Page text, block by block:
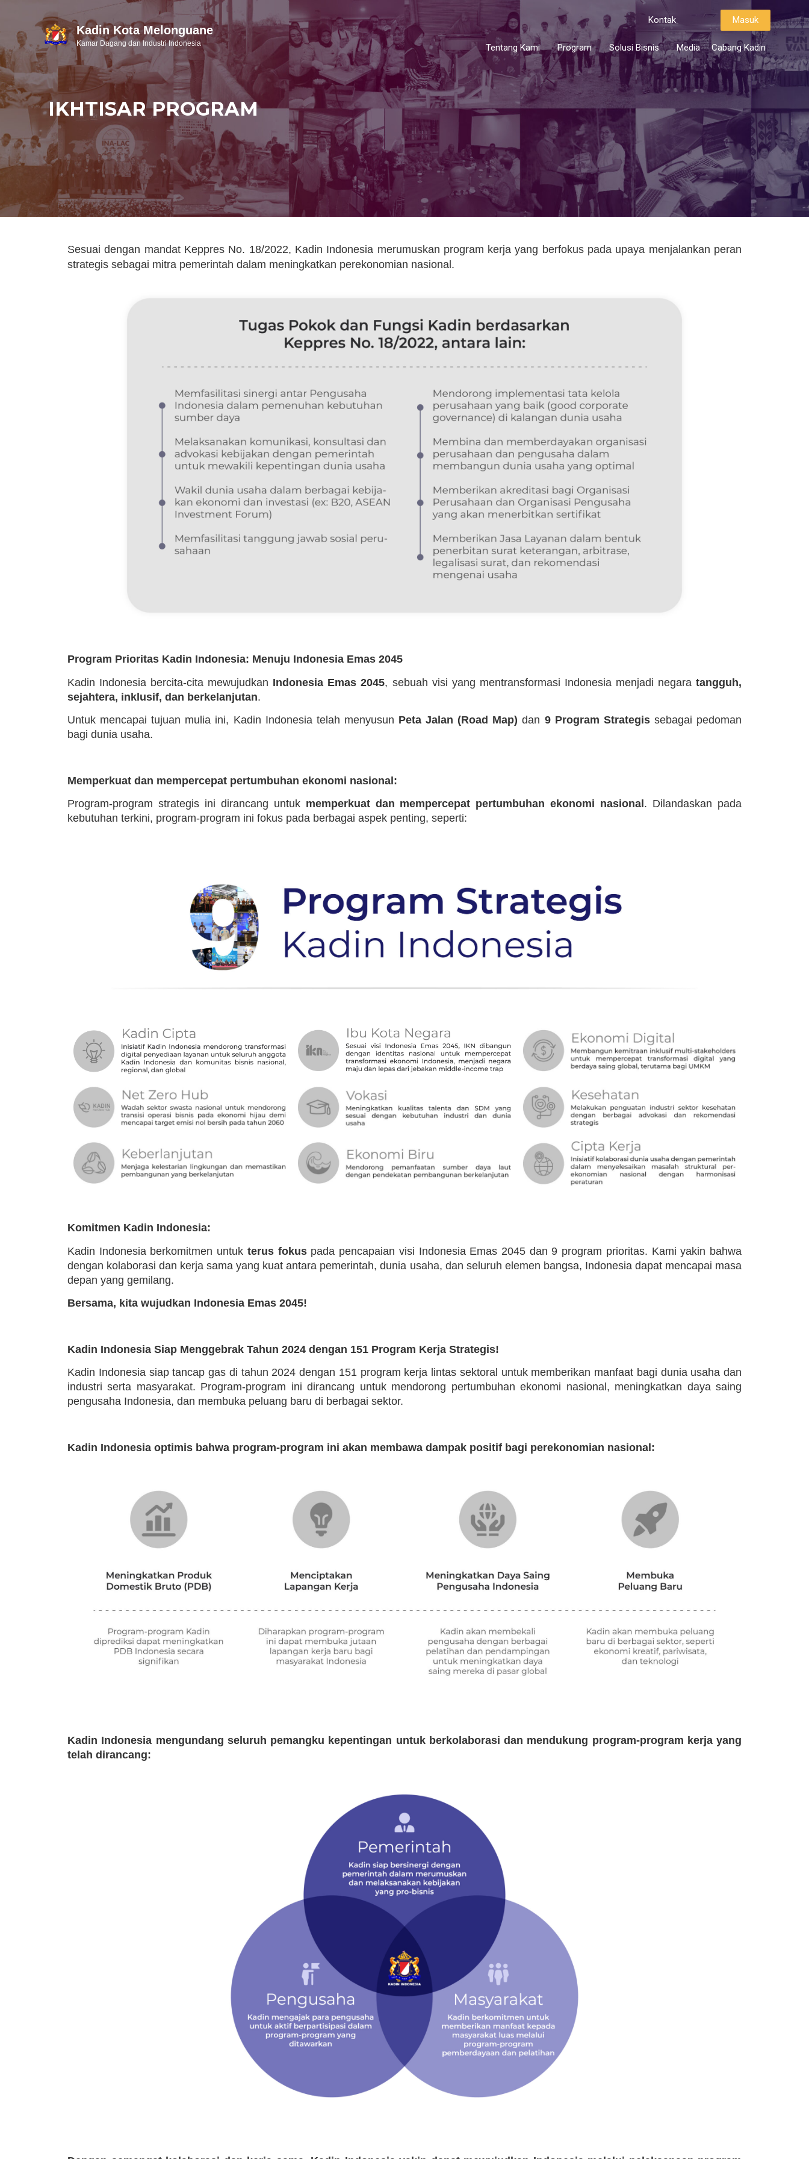
Kadin Kota Melonguane
Kamar Dagang dan Industri Indonesia
Kontak Masuk
Tentang Kami Program Solusi Bisnis Media Cabang Kadin
IKHTISAR PROGRAM
Sesuai dengan mandat Keppres No. 18/2022, Kadin Indonesia merumuskan program kerja yang berfokus pada upaya menjalankan peran
strategis sebagai mitra pemerintah dalam meningkatkan perekonomian nasional.
Program Prioritas Kadin Indonesia: Menuju Indonesia Emas 2045
Kadin Indonesia bercita-cita mewujudkan Indonesia Emas 2045, sebuah visi yang mentransformasi Indonesia menjadi negaratangguh,
sejahtera, inklusif, dan berkelanjutan.
Untuk mencapai tujuan mulia ini, Kadin Indonesia telah menyusun Peta Jalan (Road Map) dan 9 Program Strategissebagai pedoman
bagi dunia usaha.
Memperkuat dan mempercepat pertumbuhan ekonomi nasional:
Program-program strategis ini dirancang untuk memperkuat dan mempercepat pertumbuhan ekonomi nasional . Dilandaskan pada
kebutuhan terkini, program-program ini fokus pada berbagai aspek penting, seperti:
Komitmen Kadin Indonesia:
Kadin Indonesia berkomitmen untuk terus fokuspada pencapaian visi Indonesia Emas 2045 dan 9 program prioritas. Kami yakin bahwa
dengan kolaborasi dan kerja sama yang kuat antara pemerintah, dunia usaha, dan seluruh elemen bangsa, Indonesia dapat mencapai masa
depan yang gemilang.
Bersama, kita wujudkan Indonesia Emas 2045!
Kadin Indonesia Siap Menggebrak Tahun 2024 dengan 151 Program Kerja Strategis!
Kadin Indonesia siap tancap gas di tahun 2024 dengan 151 program kerja lintas sektoral untuk memberikan manfaat bagi dunia usaha dan
industri serta masyarakat. Program-program ini dirancang untuk mendorong pertumbuhan ekonomi nasional, meningkatkan daya saing
pengusaha Indonesia, dan membuka peluang baru di berbagai sektor.
Kadin Indonesia optimis bahwa program-program ini akan membawa dampak positif bagi perekonomian nasional:
Kadin Indonesia mengundang seluruh pemangku kepentingan untuk berkolaborasi dan mendukung program-program kerja yang
telah dirancang: